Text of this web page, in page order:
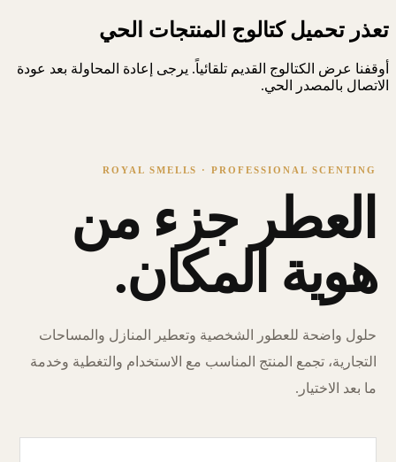
تعذر تحميل كتالوج المنتجات الحي
أوقفنا عرض الكتالوج القديم تلقائياً. يرجى إعادة المحاولة بعد عودة
الاتصال بالمصدر الحي.
ROYAL SMELLS · PROFESSIONAL SCENTING
العطر جزء من
هوية المكان.
حلول واضحة للعطور الشخصية وتعطير المنازل والمساحات
التجارية، تجمع المنتج المناسب مع الاستخدام والتغطية وخدمة
ما بعد الاختيار.